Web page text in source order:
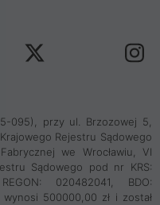
095), przy ul. Brzozowej 5,
Rejestru Sądowego
we Wrocławiu, VI
Sądowego pod nr KRS:
020482041, BDO:
wynosi 500000,00 zł i został